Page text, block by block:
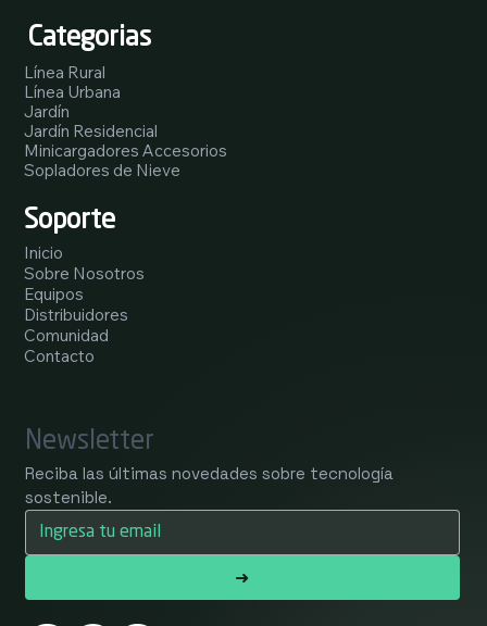
Categorias
Línea Rural
Línea Urbana
Jardín
Jardín Residencial
Minicargadores Accesorios
Sopladores de Nieve
Soporte
Inicio
Sobre Nosotros
Equipos
Distribuidores
Comunidad
Contacto
Newsletter
Reciba las últimas novedades sobre tecnología
sostenible.
➜